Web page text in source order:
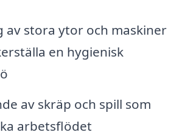
av stora ytor och maskiner
en hygienisk
av skräp och spill som
arbetsflödet